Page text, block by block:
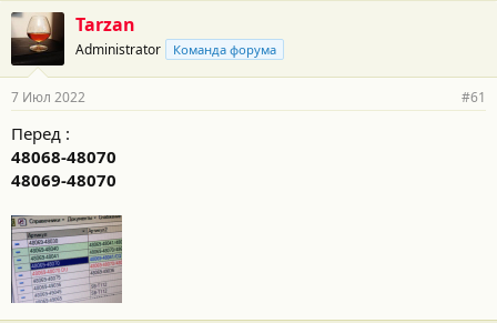
т
о
р
т
е
м
ы
а
н
а
а
Tarzan
Administrator Команда форума
7 Июл 2022 #61
Перед :
48068-48070
48069-48070